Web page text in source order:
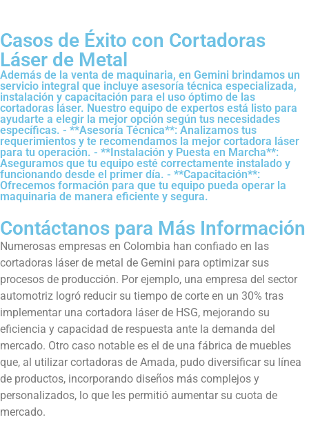
Casos de Éxito con Cortadoras
Láser de Metal
Además de la venta de maquinaria, en Gemini brindamos un
servicio integral que incluye asesoría técnica especializada,
instalación y capacitación para el uso óptimo de las
cortadoras láser. Nuestro equipo de expertos está listo para
ayudarte a elegir la mejor opción según tus necesidades
específicas. - **Asesoría Técnica**: Analizamos tus
requerimientos y te recomendamos la mejor cortadora láser
para tu operación. - **Instalación y Puesta en Marcha**:
Aseguramos que tu equipo esté correctamente instalado y
funcionando desde el primer día. - **Capacitación**:
Ofrecemos formación para que tu equipo pueda operar la
maquinaria de manera eficiente y segura.
Contáctanos para Más Información
Numerosas empresas en Colombia han confiado en las
cortadoras láser de metal de Gemini para optimizar sus
procesos de producción. Por ejemplo, una empresa del sector
automotriz logró reducir su tiempo de corte en un 30% tras
implementar una cortadora láser de HSG, mejorando su
eficiencia y capacidad de respuesta ante la demanda del
mercado. Otro caso notable es el de una fábrica de muebles
que, al utilizar cortadoras de Amada, pudo diversificar su línea
de productos, incorporando diseños más complejos y
personalizados, lo que les permitió aumentar su cuota de
mercado.